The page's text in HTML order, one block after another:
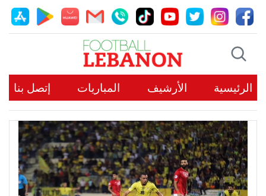
الرئيسية الأرشيف المباريات إتصل بنا